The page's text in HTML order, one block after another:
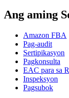
Ang aming
Amazon FBA
Pag-audit
Sertipikasyon
Pagkonsulta
EAC para sa
Inspeksyon
Pagsubok